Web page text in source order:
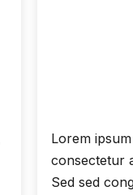
Lorem
consectetur
Sed sed